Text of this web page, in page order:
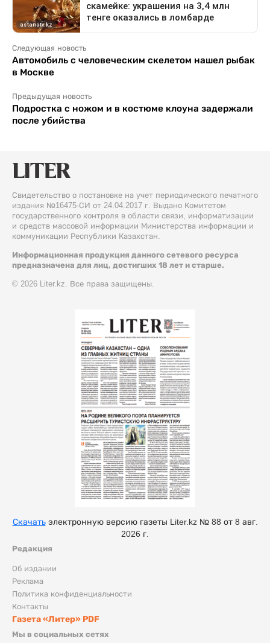
Следующая новость
Автомобиль с человеческим скелетом нашел рыбак
в Москве
Предыдущая новость
Подростка с ножом и в костюме клоуна задержали
после убийства
Свидетельство о постановке на учет периодического печатного
издания №16475-СИ от 24.04.2017 г. Выдано Комитетом
государственного контроля в области связи, информатизации
и средств массовой информации Министерства информации и
коммуникации Республики Казахстан.
Информационная продукция данного сетевого ресурса
предназначена для лиц, достигших 18 лет и старше.
© 2026 Liter.kz. Все права защищены.
Редакция
Об издании
Реклама
Политика конфиденциальности
Контакты
Газета «Литер» PDF
Мы в социальных сетях
Скачатьэлектронную версию газеты Liter.kz № 88 от 8 авг.
2026 г.